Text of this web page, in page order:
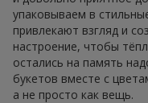
упаковываем в
привлекают взгляд и
настроение, чтобы
остались на память
букетов вместе с
а не просто как вещь.